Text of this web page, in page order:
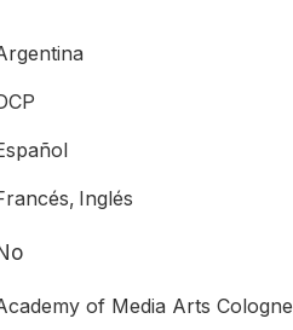
, Inglés
of Media Arts Cologne